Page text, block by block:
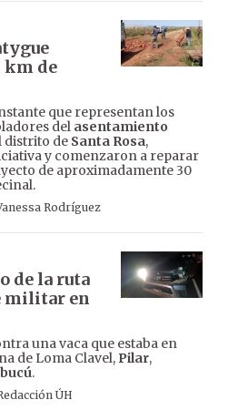
km de
que representan los
del asentamiento
distrito de Santa Rosa,
y comenzaron a reparar
de aproximadamente 30
Rodríguez
de la ruta
militar en
una vaca que estaba en
de Loma Clavel, Pilar,
.
ÚH